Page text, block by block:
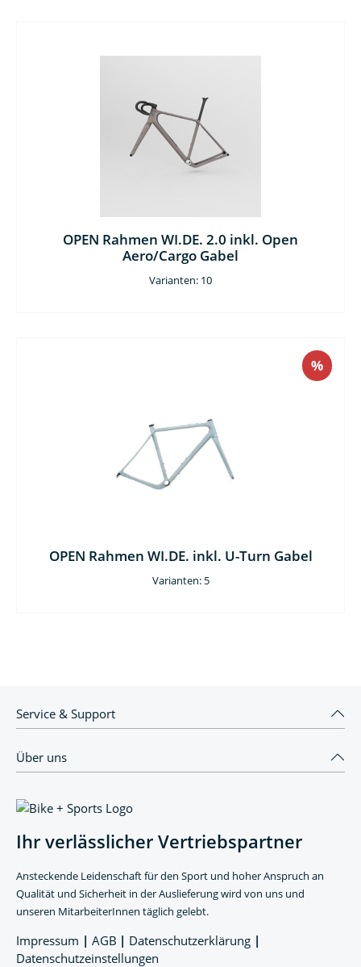
OPEN Rahmen WI.DE. 2.0 inkl. Open
Aero/Cargo Gabel
Varianten: 10
%
OPEN Rahmen WI.DE. inkl. U-Turn Gabel
Varianten: 5
Service & Support
Über uns
Ihr verlässlicher Vertriebspartner
Ansteckende Leidenschaft für den Sport und hoher Anspruch an
Qualität und Sicherheit in der Auslieferung wird von uns und
unseren MitarbeiterInnen täglich gelebt.
Impressum | AGB | Datenschutzerklärung |
Datenschutzeinstellungen